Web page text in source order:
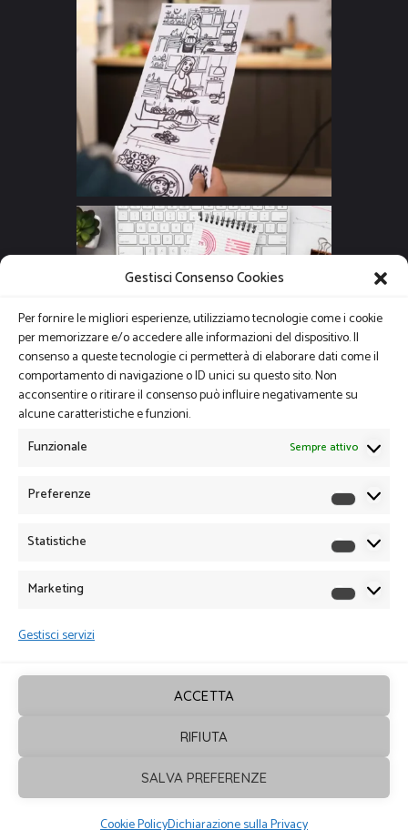
Gestisci Consenso Cookies
Per fornire le migliori esperienze, utilizziamo tecnologie come i cookie
per memorizzare e/o accedere alle informazioni del dispositivo. Il
consenso a queste tecnologie ci permetterà di elaborare dati come il
comportamento di navigazione o ID unici su questo sito. Non
acconsentire o ritirare il consenso può influire negativamente su
alcune caratteristiche e funzioni.
Funzionale
Sempre attivo
Preferenze
Statistiche
Marketing
Gestisci servizi
ACCETTA
RIFIUTA
SALVA PREFERENZE
Cookie PolicyDichiarazione sulla Privacy
Sagrafica© 2026. Tutti i diritti sono
riservati - Powered byENKEY